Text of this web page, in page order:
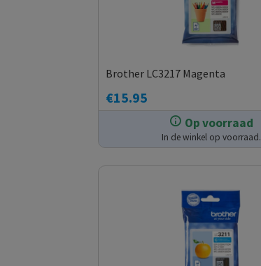
Op voorraad
In de winkel op voorraad.
Brother LC3217 Magenta
€15.95